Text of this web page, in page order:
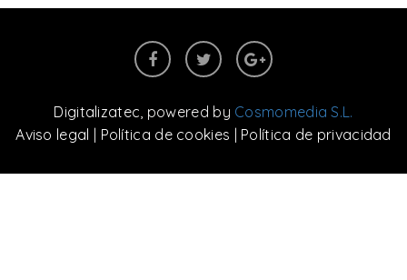
Digitalizatec, powered by Cosmomedia S.L.
Aviso legal
Política de cookies Política de privacidad